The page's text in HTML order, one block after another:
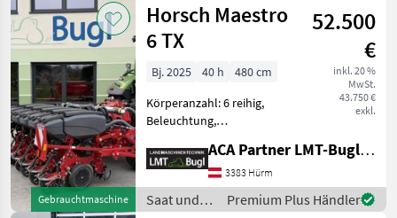
Gebrauchtmaschine
Horsch Maestro
6 TX
52.500
€
inkl. 20 %
MwSt.
43.750 €
exkl.
Bj. 2025 40 h
480 cm
Körperanzahl: 6 reihig,
Beleuchtung,
Direktsaatausstattung,
Gummidruckrollen, Mais,
pneumatisch, Rüben, elektr.
Überwachung Horsch
ACA Partner LMT-Bugl GmbH
3383 Hürm
Saat und
Premium Plus Händler